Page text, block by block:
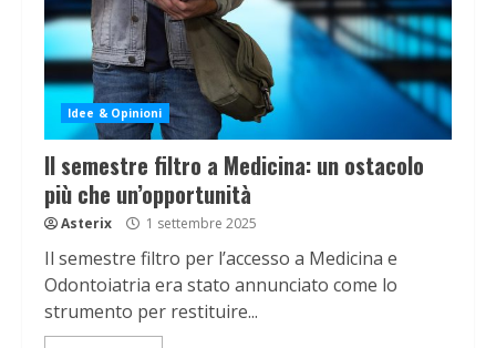
Idee & Opinioni
Il semestre filtro a Medicina: un ostacolo
più che un’opportunità
Asterix 1 settembre 2025
Il semestre filtro per l’accesso a Medicina e
Odontoiatria era stato annunciato come lo
strumento per restituire...